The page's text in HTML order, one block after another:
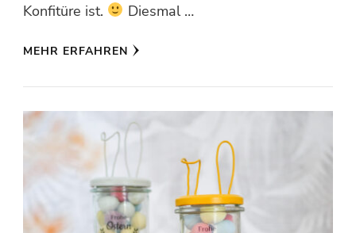
Konfitüre ist.
Diesmal …
MEHR ERFAHREN